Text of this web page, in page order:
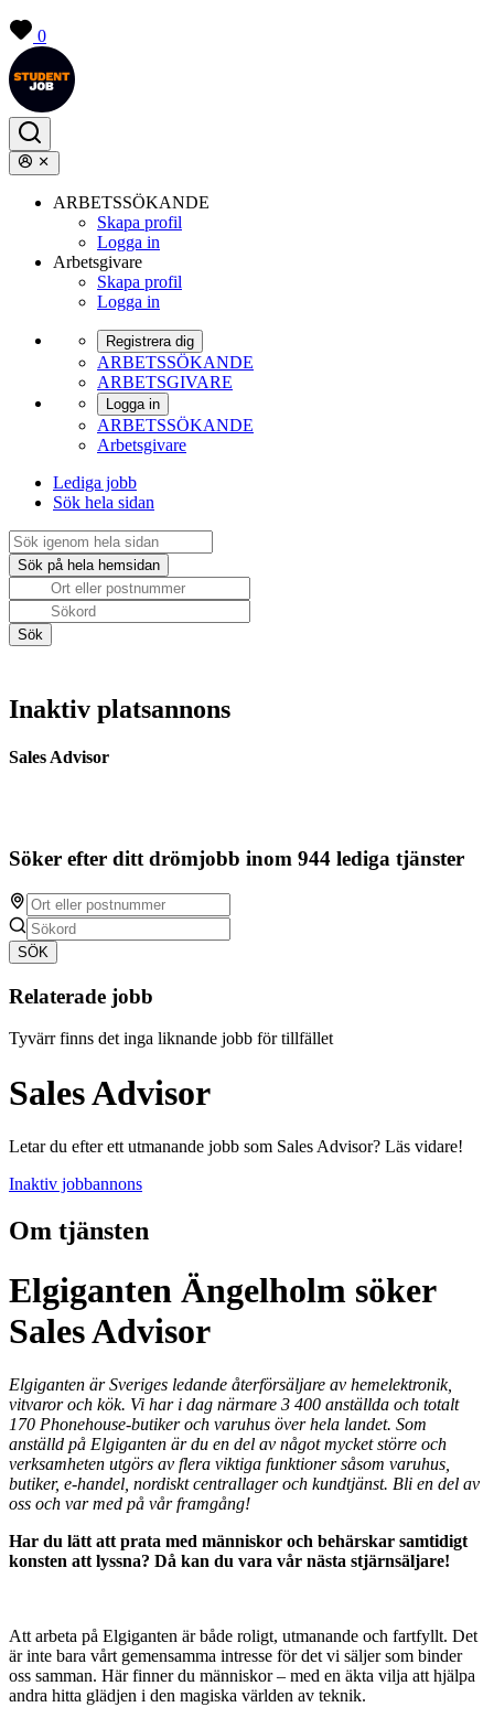
0
ARBETSSÖKANDE
Skapa profil
Logga in
Arbetsgivare
Skapa profil
Logga in
Registrera dig
ARBETSSÖKANDE
ARBETSGIVARE
Logga in
ARBETSSÖKANDE
Arbetsgivare
Lediga jobb
Sök hela sidan
Inaktiv platsannons
Sales Advisor
Söker efter ditt drömjobb inom 944 lediga tjänster
SÖK
Relaterade jobb
Tyvärr finns det inga liknande jobb för tillfället
Sales Advisor
Letar du efter ett utmanande jobb som Sales Advisor? Läs vidare!
Inaktiv jobbannons
Om tjänsten
Elgiganten Ängelholm söker
Sales Advisor
Elgiganten är Sveriges ledande återförsäljare av hemelektronik,
vitvaror och kök. Vi har i dag närmare 3 400 anställda och totalt
170 Phonehouse-butiker och varuhus över hela landet. Som
anställd på Elgiganten är du en del av något mycket större och
verksamheten utgörs av flera viktiga funktioner såsom varuhus,
butiker, e-handel, nordiskt centrallager och kundtjänst. Bli en del av
oss och var med på vår framgång!
Har du lätt att prata med människor och behärskar samtidigt
konsten att lyssna? Då kan du vara vår nästa stjärnsäljare!
Att arbeta på Elgiganten är både roligt, utmanande och fartfyllt. Det
är inte bara vårt gemensamma intresse för det vi säljer som binder
oss samman. Här finner du människor – med en äkta vilja att hjälpa
andra hitta glädjen i den magiska världen av teknik.